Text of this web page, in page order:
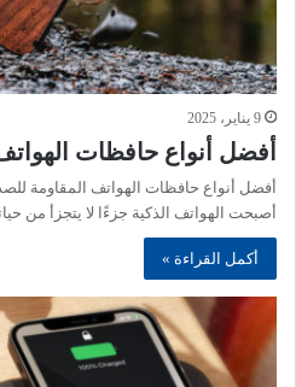
9 يناير، 2025
أفضل أنواع حافظات
أفضل أنواع حافظات الهواتف المقاومة
أصبحت الهواتف الذكية جزءًا لا يتجزأ من
أكمل القراءة »